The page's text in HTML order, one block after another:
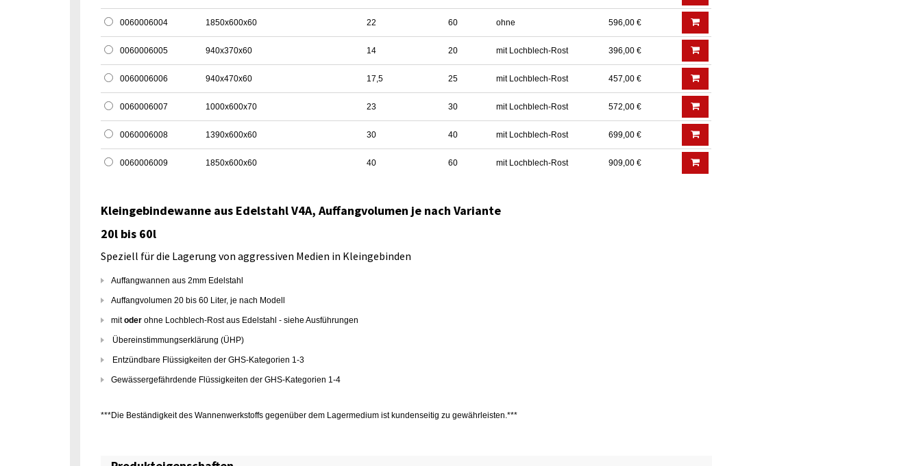
0060006004 1850x600x60 22 60 ohne 596,00 €
0060006005 940x370x60 14 20 mit Lochblech-Rost 396,00 €
0060006006 940x470x60 17,5 25 mit Lochblech-Rost 457,00 €
0060006007 1000x600x70 23 30 mit Lochblech-Rost 572,00 €
0060006008 1390x600x60 30 40 mit Lochblech-Rost 699,00 €
0060006009 1850x600x60 40 60 mit Lochblech-Rost 909,00 €
Kleingebindewanne aus Edelstahl V4A, Auffangvolumen je nach Variante
20l bis 60l
Speziell für die Lagerung von aggressiven Medien in Kleingebinden
Auffangwannen aus 2mm Edelstahl
Auffangvolumen 20 bis 60 Liter, je nach Modell
mitoder ohne Lochblech-Rost aus Edelstahl - siehe Ausführungen
Übereinstimmungserklärung (ÜHP)
Entzündbare Flüssigkeiten der GHS-Kategorien 1-3
Gewässergefährdende Flüssigkeiten der GHS-Kategorien 1-4
***Die Beständigkeit des Wannenwerkstoffs gegenüber dem Lagermedium ist kundenseitig zu gewährleisten.***